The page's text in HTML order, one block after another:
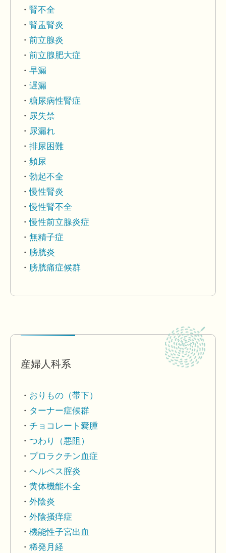
腎不全
腎盂腎炎
前立腺炎
前立腺肥大症
早漏
遅漏
糖尿病性腎症
尿失禁
尿漏れ
排尿困難
頻尿
勃起不全
慢性腎炎
慢性腎不全
慢性前立腺炎症
無精子症
膀胱炎
膀胱痛症候群
産婦人科系
おりもの（帯下）
ターナー症候群
チョコレート嚢腫
つわり（悪阻）
プロラクチン血症
ヘルペス腟炎
黄体機能不全
外陰炎
外陰掻痒症
機能性子宮出血
稀発月経